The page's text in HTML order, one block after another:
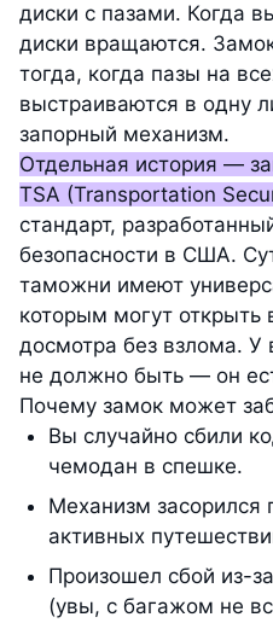
диски с пазами. Когда
диски вращаются.
тогда, когда пазы на
выстраиваются в одну
запорный механизм.
Отдельная история —
TSA (Transportation
стандарт,
безопасности в США.
таможни имеют
которым могут
досмотра без взлома. У
не должно быть — он
Почему замок может
Вы случайно сбили
чемодан в спешке.
Механизм засорился
активных
Произошел сбой из-
(увы, с багажом не